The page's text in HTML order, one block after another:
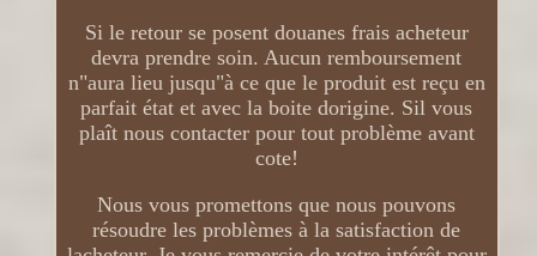
Si le retour se posent douanes frais acheteur
devra prendre soin. Aucun remboursement
n"aura lieu jusqu"à ce que le produit est reçu en
parfait état et avec la boite dorigine. Sil vous
plaît nous contacter pour tout problème avant
cote!
Nous vous promettons que nous pouvons
résoudre les problèmes à la satisfaction de